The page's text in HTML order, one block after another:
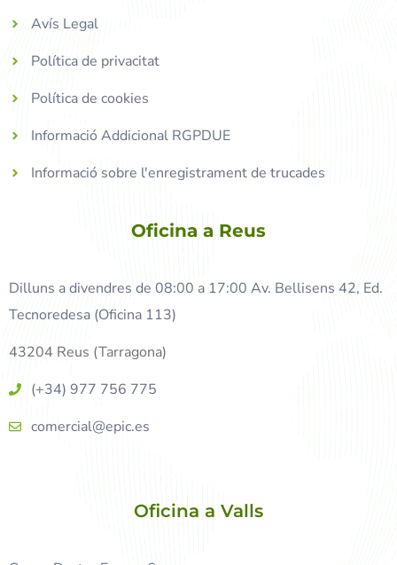
Avís Legal
Política de privacitat
Política de cookies
Informació Addicional RGPDUE
Informació sobre l'enregistrament de trucades
Oficina a Reus
Dilluns a divendres de 08:00 a 17:00 Av. Bellisens 42, Ed.
Tecnoredesa (Oficina 113)
43204 Reus (Tarragona)
(+34) 977 756 775
comercial@epic.es
Oficina a Valls